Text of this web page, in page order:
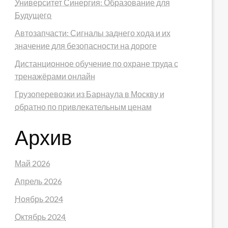
Университет Синергия: Образование для
Будущего
Автозапчасти: Сигналы заднего хода и их
значение для безопасности на дороге
Дистанционное обучение по охране труда с
тренажёрами онлайн
Грузоперевозки из Барнаула в Москву и
обратно по привлекательным ценам
Архив
Май 2026
Апрель 2026
Ноябрь 2024
Октябрь 2024